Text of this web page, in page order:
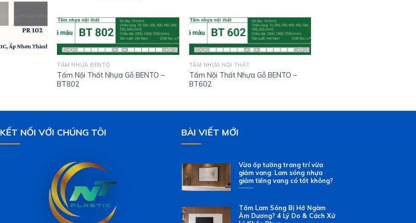
TẤM NHỰA BENTO
Tấm Nội Thất Nhựa Gỗ BENTO –
BT802
TẤM NHỰA NỘI THẤT
Tấm Nội Thất Nhựa Gỗ BENTO –
BT602
KẾT NỐI VỚI CHÚNG TÔI BÀI VIẾT MỚI
Vừa ốp tường trang trí vừa
giảm vang: Lam sóng nhựa
giảm tiếng vang có tốt không?
Tấm Lam Sóng Bị Hở Ngàm
Âm Dương? 4 Lý Do & Cách Xử